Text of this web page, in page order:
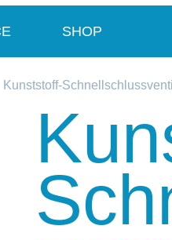
SHOP
Kunststoff-